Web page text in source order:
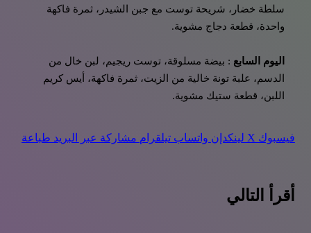
سلطة خضار، شريحة توست مع جبن الشيدر، ثمرة فاكهة
واحدة، قطعة دجاج مشوية.
اليوم السابع : بيضة مسلوقة، توست ريجيم، لبن خال من
الدسم، علبة تونة خالية من الزيت، ثمرة فاكهة، أيس كريم
اللبن، قطعة ستيك مشوية.
فيسبوك ‫X لينكدإن واتساب تيلقرام مشاركة عبر البريد طباعة
أقرأ التالي